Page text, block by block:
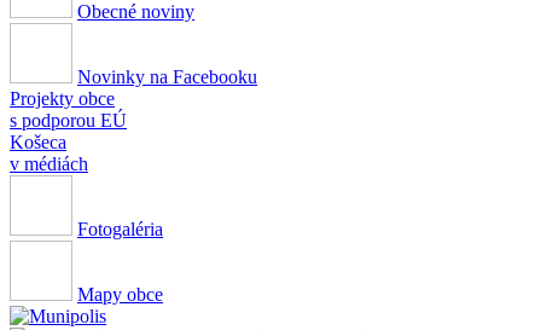
Obecné noviny
Novinky na Facebooku
Projekty obce
s podporou EÚ
Košeca
v médiách
Fotogaléria
Mapy obce